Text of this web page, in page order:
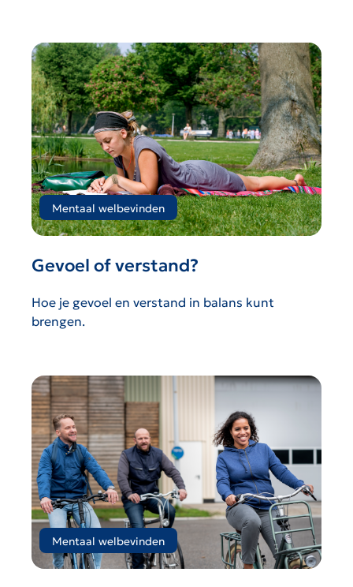
Mentaal welbevinden
Gevoel of verstand?
Hoe je gevoel en verstand in balans kunt
brengen.
Mentaal welbevinden